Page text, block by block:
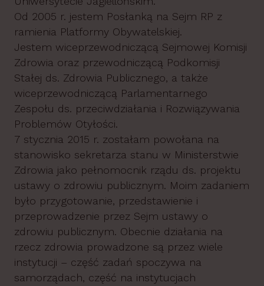
Od 2005 r. jestem Posłanką na Sejm RP z
ramienia Platformy Obywatelskiej.
Jestem wiceprzewodniczącą Sejmowej Komisji
Zdrowia oraz przewodniczącą Podkomisji
Stałej ds. Zdrowia Publicznego, a także
wiceprzewodniczącą Parlamentarnego
Zespołu ds. przeciwdziałania i Rozwiązywania
Problemów Otyłości.
7 stycznia 2015 r. zostałam powołana na
stanowisko sekretarza stanu w Ministerstwie
Zdrowia jako pełnomocnik rządu ds. projektu
ustawy o zdrowiu publicznym. Moim zadaniem
było przygotowanie, przedstawienie i
przeprowadzenie przez Sejm ustawy o
zdrowiu publicznym. Obecnie działania na
rzecz zdrowia prowadzone są przez wiele
instytucji – część zadań spoczywa na
samorządach, część na instytucjach